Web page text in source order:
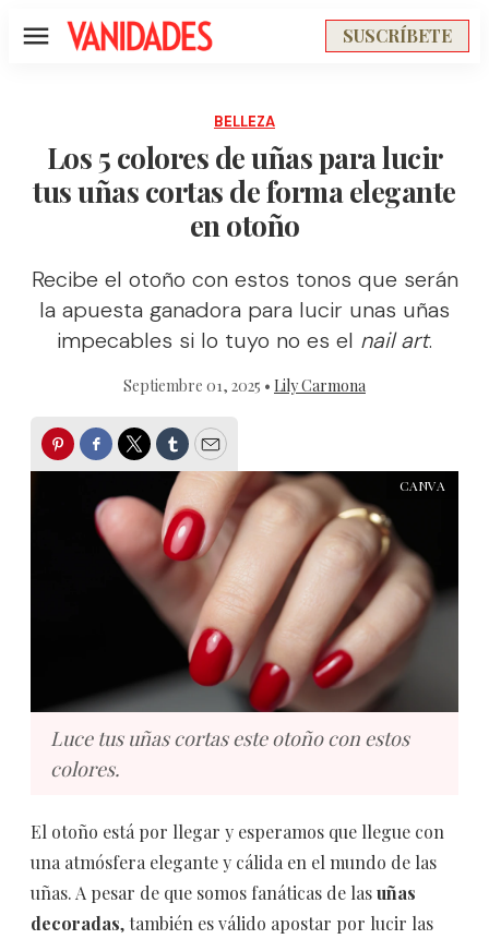
Menú SUSCRÍBETE
BELLEZA
Los 5 colores de uñas para lucir
tus uñas cortas de forma elegante
en otoño
Recibe el otoño con estos tonos que serán
la apuesta ganadora para lucir unas uñas
impecables si lo tuyo no es el nail art.
Septiembre 01, 2025 • Lily Carmona
Pinterest
Facebook
TwitterTumblrEmail
Luce tus uñas cortas este otoño con estos
colores.
CANVA
El otoño está por llegar y esperamos que llegue con
una atmósfera elegante y cálida en el mundo de las
uñas. A pesar de que somos fanáticas de lasuñas
decoradas, también es válido apostar por lucir las